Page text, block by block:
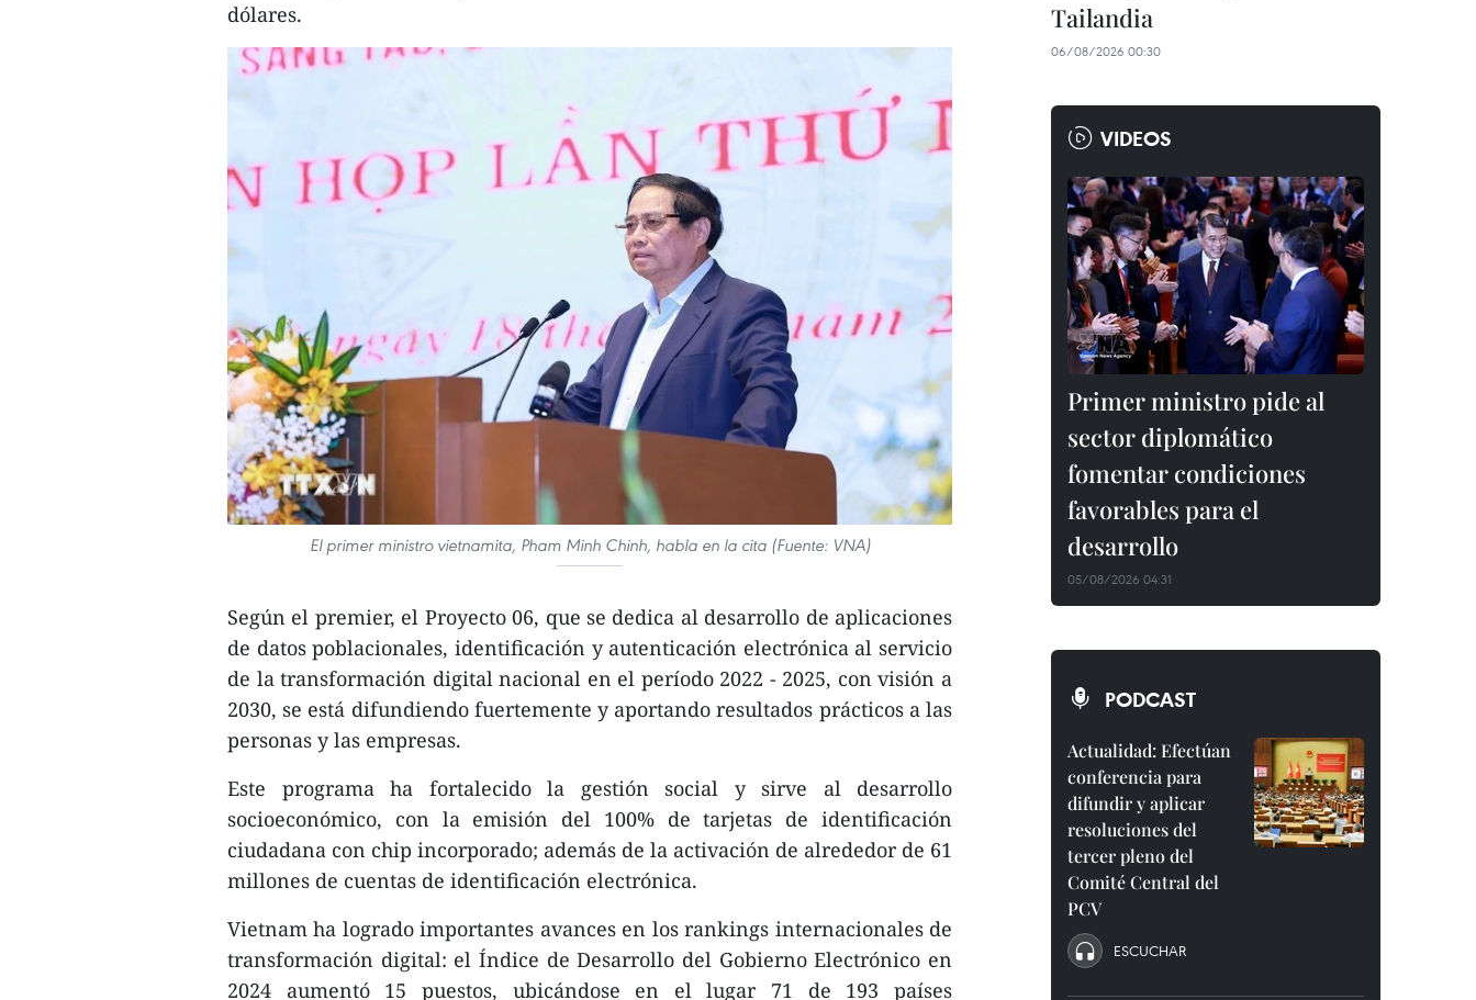
dólares.
El primer ministro vietnamita, Pham Minh Chinh, habla en la cita (Fuente: VNA)
Según el premier, el Proyecto 06, que se dedica al desarrollo de aplicaciones
de datos poblacionales, identificación y autenticación electrónica al servicio
de la transformación digital nacional en el período 2022 - 2025, con visión a
2030, se está difundiendo fuertemente y aportando resultados prácticos a las
personas y las empresas.
Este programa ha fortalecido la gestión social y sirve al desarrollo
socioeconómico, con la emisión del 100% de tarjetas de identificación
ciudadana con chip incorporado; además de la activación de alrededor de 61
millones de cuentas de identificación electrónica.
Vietnam ha logrado importantes avances en los rankings internacionales de
transformación digital: el Índice de Desarrollo del Gobierno Electrónico en
2024 aumentó 15 puestos, ubicándose en el lugar 71 de 193 países
Tailandia
06/08/2026 00:30
VIDEOS
Primer ministro pide al
sector diplomático
fomentar condiciones
favorables para el
desarrollo
05/08/2026 04:31
PODCAST
Actualidad: Efectúan
conferencia para
difundir y aplicar
resoluciones del
tercer pleno del
Comité Central del
PCV
ESCUCHAR